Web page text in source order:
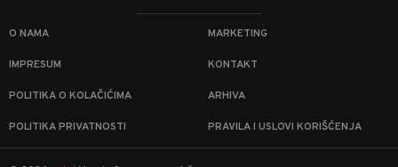
O NAMA MARKETING
IMPRESUM KONTAKT
POLITIKA O KOLAČIĆIMA ARHIVA
POLITIKA PRIVATNOSTI PRAVILA I USLOVI KORIŠĆENJA